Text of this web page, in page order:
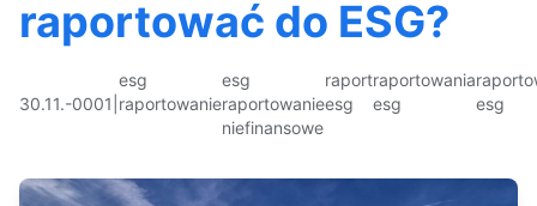
raportować do ESG?
30.11.-0001
esg
raportowanie
esg
raportowanie
niefinansowe
raport
esg
raportowania
esg
esg